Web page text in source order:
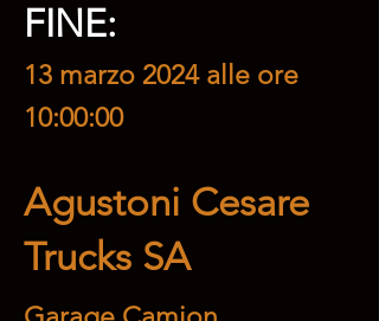
FINE:
13 marzo 2024 alle ore
10:00:00
Agustoni Cesare
Trucks SA